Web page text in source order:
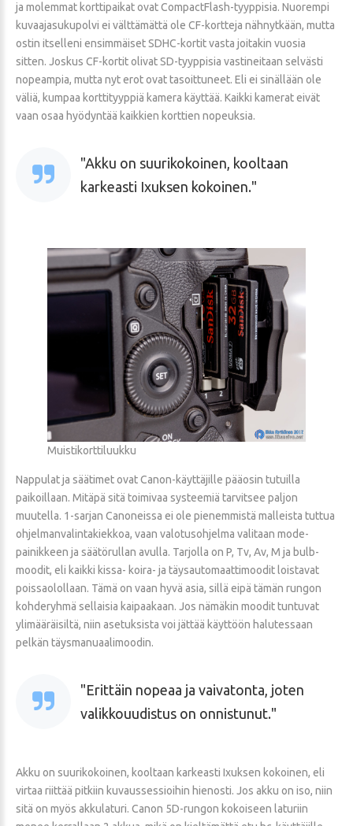
ja molemmat korttipaikat ovat CompactFlash-tyyppisia. Nuorempi
kuvaajasukupolvi ei välttämättä ole CF-kortteja nähnytkään, mutta
ostin itselleni ensimmäiset SDHC-kortit vasta joitakin vuosia
sitten. Joskus CF-kortit olivat SD-tyyppisia vastineitaan selvästi
nopeampia, mutta nyt erot ovat tasoittuneet. Eli ei sinällään ole
väliä, kumpaa korttityyppiä kamera käyttää. Kaikki kamerat eivät
vaan osaa hyödyntää kaikkien korttien nopeuksia.
Akku on suurikokoinen, kooltaan
karkeasti Ixuksen kokoinen.
Muistikorttiluukku
Nappulat ja säätimet ovat Canon-käyttäjille pääosin tutuilla
paikoillaan. Mitäpä sitä toimivaa systeemiä tarvitsee paljon
muutella. 1-sarjan Canoneissa ei ole pienemmistä malleista tuttua
ohjelmanvalintakiekkoa, vaan valotusohjelma valitaan mode-
painikkeen ja säätörullan avulla. Tarjolla on P, Tv, Av, M ja bulb-
moodit, eli kaikki kissa- koira- ja täysautomaattimoodit loistavat
poissaolollaan. Tämä on vaan hyvä asia, sillä eipä tämän rungon
kohderyhmä sellaisia kaipaakaan. Jos nämäkin moodit tuntuvat
ylimääräisiltä, niin asetuksista voi jättää käyttöön halutessaan
pelkän täysmanuaalimoodin.
Erittäin nopeaa ja vaivatonta, joten
valikkouudistus on onnistunut.
Akku on suurikokoinen, kooltaan karkeasti Ixuksen kokoinen, eli
virtaa riittää pitkiin kuvaussessioihin hienosti. Jos akku on iso, niin
sitä on myös akkulaturi. Canon 5D-rungon kokoiseen laturiin